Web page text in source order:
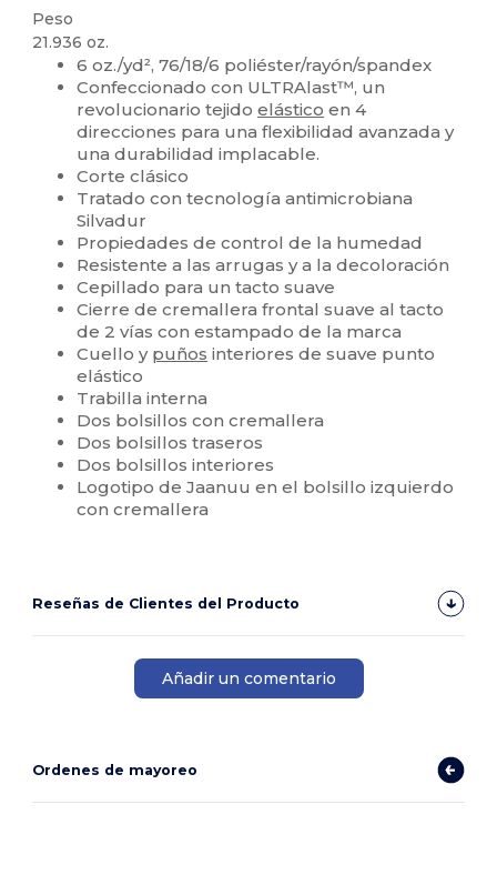
Peso
21.936 oz.
6 oz./yd², 76/18/6 poliéster/rayón/spandex
Confeccionado con ULTRAlast™, un
revolucionario tejidoelástico en 4
direcciones para una flexibilidad avanzada y
una durabilidad implacable.
Corte clásico
Tratado con tecnología antimicrobiana
Silvadur
Propiedades de control de la humedad
Resistente a las arrugas y a la decoloración
Cepillado para un tacto suave
Cierre de cremallera frontal suave al tacto
de 2 vías con estampado de la marca
Cuello y puños interiores de suave punto
elástico
Trabilla interna
Dos bolsillos con cremallera
Dos bolsillos traseros
Dos bolsillos interiores
Logotipo de Jaanuu en el bolsillo izquierdo
con cremallera
Reseñas de Clientes del Producto
Añadir un comentario
Ordenes de mayoreo